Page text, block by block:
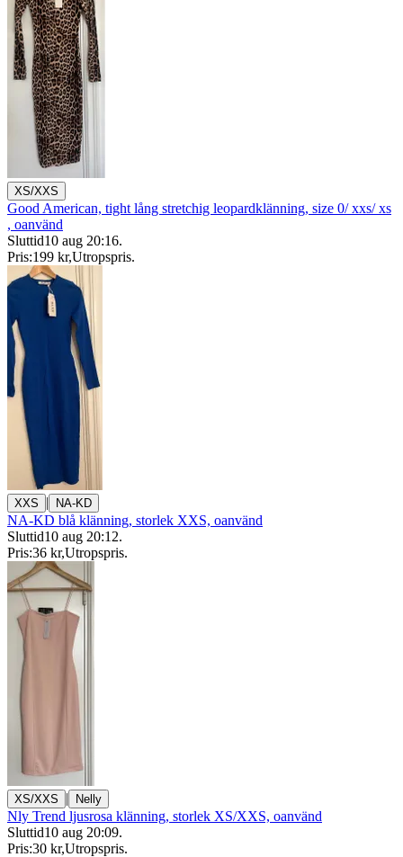
XS/XXS
Good American, tight lång stretchig leopardklänning, size 0/ xxs/ xs
, oanvänd
Sluttid10 aug 20:16.
Pris:199 kr,Utropspris.
XXS | NA-KD
NA-KD blå klänning, storlek XXS, oanvänd
Sluttid10 aug 20:12.
Pris:36 kr,Utropspris.
XS/XXS | Nelly
Nly Trend ljusrosa klänning, storlek XS/XXS, oanvänd
Sluttid10 aug 20:09.
Pris:30 kr,Utropspris.